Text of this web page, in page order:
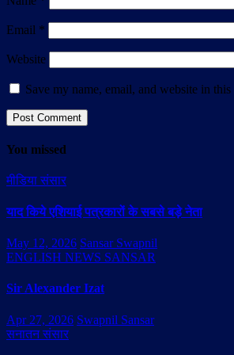
Email *
Website
Save my name, email, and website in
You missed
मीडिया संसार
याद किये एशियाई पत्रकारों के सबसे बड़े नेता
May 12, 2026 Sansar Swapnil
ENGLISH NEWS SANSAR
Sir Alexander Izat
Apr 27, 2026 Swapnil Sansar
सनातन संसार